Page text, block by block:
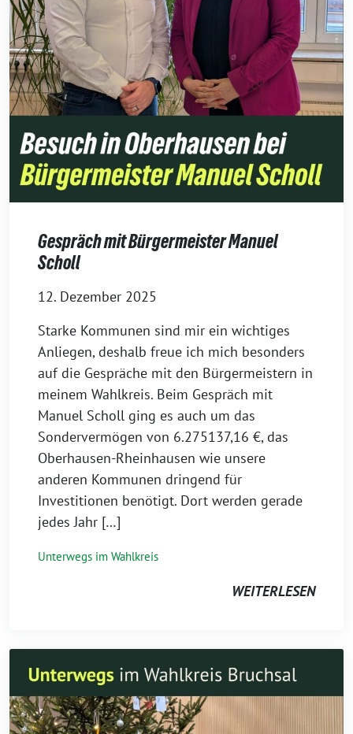
Gespräch mit Bürgermeister Manuel
Scholl
12. Dezember 2025
Starke Kommunen sind mir ein wichtiges
Anliegen, deshalb freue ich mich besonders
auf die Gespräche mit den Bürgermeistern in
meinem Wahlkreis. Beim Gespräch mit
Manuel Scholl ging es auch um das
Sondervermögen von 6.275137,16 €, das
Oberhausen-Rheinhausen wie unsere
anderen Kommunen dringend für
Investitionen benötigt. Dort werden gerade
jedes Jahr […]
Unterwegs im Wahlkreis
WEITERLESEN